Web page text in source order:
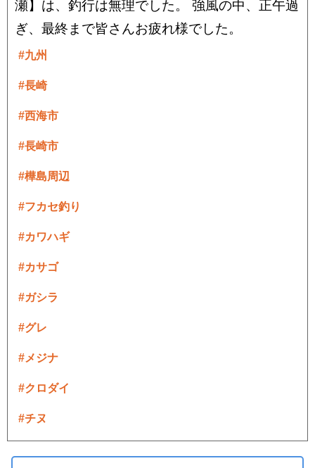
瀬】は、釣行は無理でした。 強風の中、正午過
ぎ、最終まで皆さんお疲れ様でした。
#九州
#長崎
#西海市
#長崎市
#樺島周辺
#フカセ釣り
#カワハギ
#カサゴ
#ガシラ
#グレ
#メジナ
#クロダイ
#チヌ